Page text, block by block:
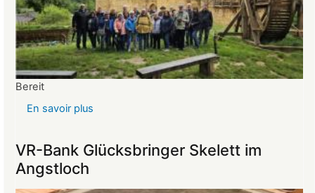
Bereit
En savoir plus
ins
Mittelalter
die
VR-Bank Glücksbringer Skelett im
Angstloch